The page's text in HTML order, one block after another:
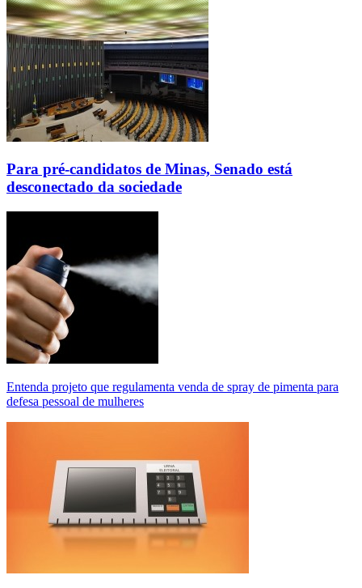
Para pré-candidatos de Minas, Senado está
desconectado da sociedade
Entenda projeto que regulamenta venda de spray de pimenta para
defesa pessoal de mulheres